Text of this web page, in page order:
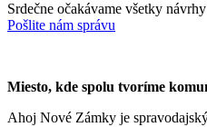
Srdečne očakávame všetky
Pošlite nám správu
Miesto, kde spolu tvoríme
Ahoj Nové Zámky je